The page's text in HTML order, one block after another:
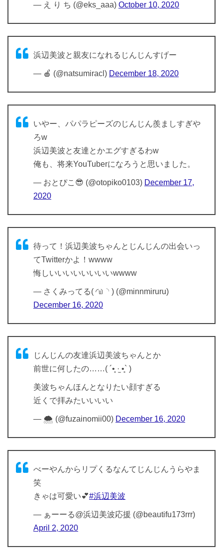
— え り ち (@eks_aaa) October 10, 2020
浜辺美波と親友になれるじんじんすげー
— 🍎 (@natsumiracl) December 18, 2020
いやー、パパラピーズのじんじん羨ましすぎや
ろw
浜辺美波と友達とかエグすぎるわw
俺も、将来YouTuberになろうと思いました。
— おとぴこ😎 (@otopiko0103) December 17,
2020
待って！浜辺美波ちゃんとじんじんの出会いっ
てTwitterかよ！wwww
悔しいいいいいいいいwwww
— さくみってる( ◜௰◝ ) (@minnmiruru)
December 16, 2020
じんじんの友達浜辺美波ちゃんとか
前世に何したの……( ´•̥ ·̫ •̥` )
美波ちゃんほんとなりたい顔すぎる
近くで拝みたいいいい
— 🌨 (@fuzainomii00) December 16, 2020
べーやんからリプくるなんてじんじんうらやま
笑
きゃは可愛い💕#浜辺美波
— ぁーーる@浜辺美波応援 (@beautifu173rrr)
April 2, 2020